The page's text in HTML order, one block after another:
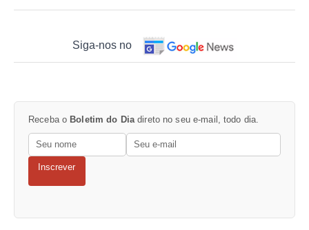
Siga-nos no
Receba o Boletim do Diadireto no seu e-mail, todo dia.
Inscrever